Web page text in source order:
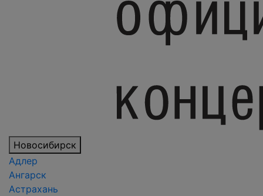
Новосибирск
Адлер
Ангарск
Астрахань